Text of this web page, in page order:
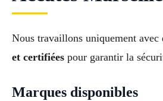
Nous travaillons uniquement avec
et certifiées pour garantir la
Marques disponibles